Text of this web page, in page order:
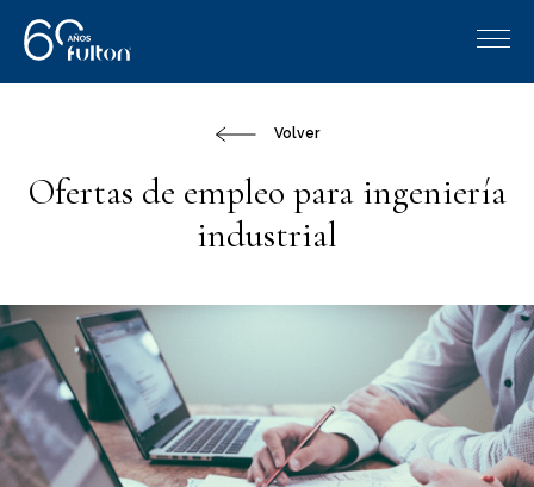
Volver
Ofertas de empleo para ingeniería
industrial